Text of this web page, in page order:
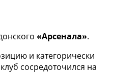
«Арсенала».
и категорически
сосредоточился на